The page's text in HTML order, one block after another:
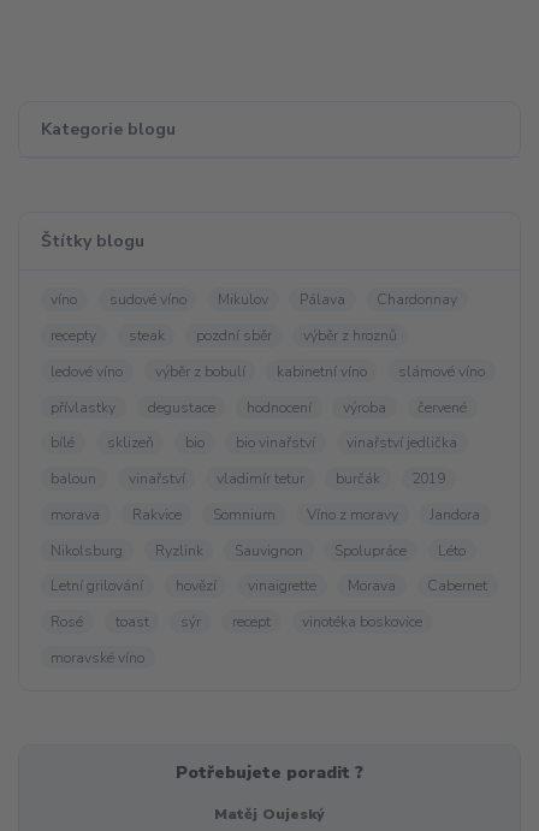
Kategorie blogu
Štítky blogu
víno sudové víno Mikulov Pálava
Chardonnay
recepty
steak pozdní sběr
výběr z hroznů
ledové víno
výběr z bobulí kabinetní víno
slámové víno
přívlastky
degustace hodnocení výroba
červené
bílé
sklizeň bio bio vinařství
vinařství jedlička
baloun
vinařství vladimír tetur burčák
2019
morava
Rakvice Somnium Víno z moravy
Jandora
Nikolsburg
Ryzlink Sauvignon Spolupráce
Léto
Letní grilování
hovězí vinaigrette Morava
Cabernet
Rosé
toast sýr recept
vinotéka boskovice
moravské víno
Potřebujete poradit ?
Matěj Oujeský